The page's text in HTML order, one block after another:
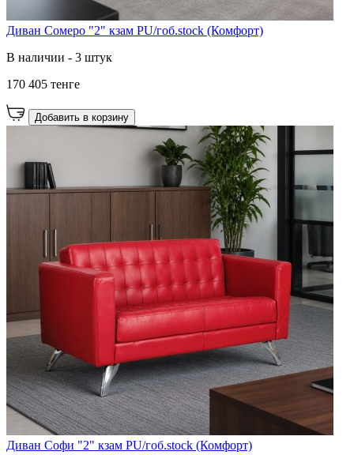
Диван Сомеро "2" кзам PU/гоб.stock (Комфорт)
В наличии - 3 штук
170 405 тенге
Добавить в корзину
Диван Софи "2" кзам PU/гоб.stock (Комфорт)